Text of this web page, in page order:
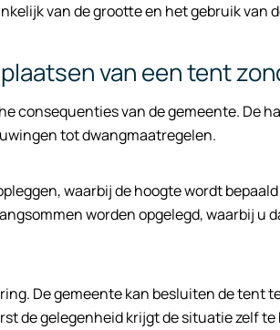
van de grootte en het gebruik van
van een tent
consequenties van de gemeente. De
tot dwangmaatregelen.
waarbij de hoogte wordt
worden opgelegd, waarbij u
De gemeente kan besluiten de tent
de gelegenheid krijgt de situatie zelf